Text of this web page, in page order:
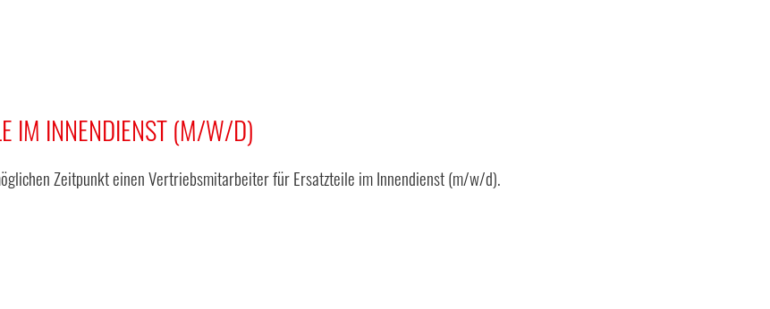
IM INNENDIENST (M/W/D)
Zeitpunkt einen Vertriebsmitarbeiter für Ersatzteile im Innendienst (m/w/d).